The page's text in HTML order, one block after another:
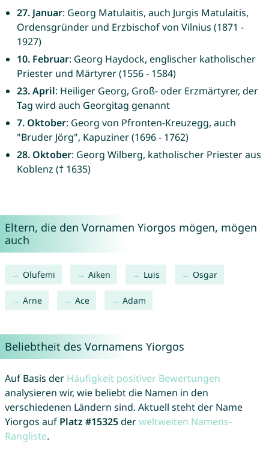
27. Januar: Georg Matulaitis, auch Jurgis Matulaitis,
Ordensgründer und Erzbischof von Vilnius (1871 -
1927)
10. Februar: Georg Haydock, englischer katholischer
Priester und Märtyrer (1556 - 1584)
23. April: Heiliger Georg, Groß- oder Erzmärtyrer, der
Tag wird auch Georgitag genannt
7. Oktober: Georg von Pfronten-Kreuzegg, auch
"Bruder Jörg", Kapuziner (1696 - 1762)
28. Oktober: Georg Wilberg, katholischer Priester aus
Koblenz († 1635)
Eltern, die den Vornamen Yiorgos mögen, mögen
auch
Olufemi Aiken Luis Osgar
Arne Ace Adam
Beliebtheit des Vornamens Yiorgos
Auf Basis der Häufigkeit positiver Bewertungen
analysieren wir, wie beliebt die Namen in den
verschiedenen Ländern sind. Aktuell steht der Name
Yiorgos auf Platz #15325derweltweiten Namens-
Rangliste.